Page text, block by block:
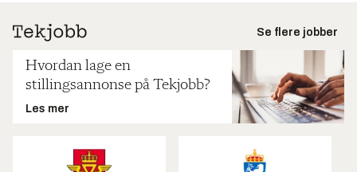
Se flere jobber
Hvordan lage en
stillingsannonse på Tekjobb?
Les mer